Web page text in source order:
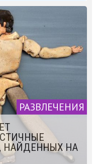
РАЗВЛЕЧЕНИЯ
НАЙДЕННЫХ НА